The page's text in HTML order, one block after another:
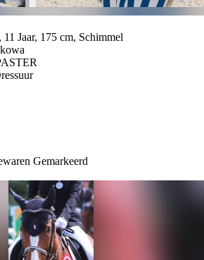
Jaar, 175 cm, Schimmel
Gemarkeerd